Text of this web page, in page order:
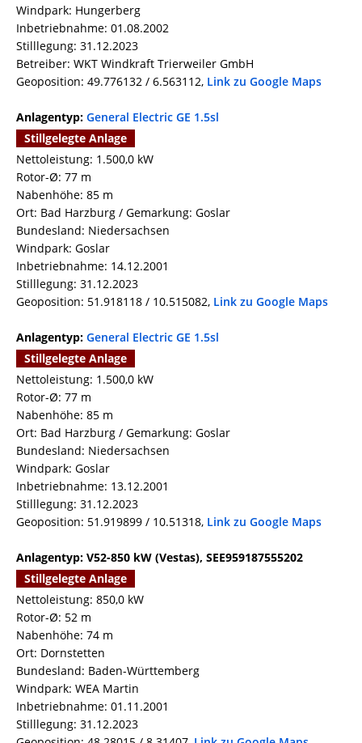
Windpark: Hungerberg
Inbetriebnahme: 01.08.2002
Stilllegung: 31.12.2023
Betreiber: WKT Windkraft Trierweiler GmbH
Geoposition: 49.776132 / 6.563112, Link zu Google Maps
Anlagentyp: General Electric GE 1.5sl
Stillgelegte Anlage
Nettoleistung: 1.500,0 kW
Rotor-Ø: 77 m
Nabenhöhe: 85 m
Ort: Bad Harzburg / Gemarkung: Goslar
Bundesland: Niedersachsen
Windpark: Goslar
Inbetriebnahme: 14.12.2001
Stilllegung: 31.12.2023
Geoposition: 51.918118 / 10.515082, Link zu Google Maps
Anlagentyp: General Electric GE 1.5sl
Stillgelegte Anlage
Nettoleistung: 1.500,0 kW
Rotor-Ø: 77 m
Nabenhöhe: 85 m
Ort: Bad Harzburg / Gemarkung: Goslar
Bundesland: Niedersachsen
Windpark: Goslar
Inbetriebnahme: 13.12.2001
Stilllegung: 31.12.2023
Geoposition: 51.919899 / 10.51318, Link zu Google Maps
Anlagentyp: V52-850 kW (Vestas), SEE959187555202
Stillgelegte Anlage
Nettoleistung: 850,0 kW
Rotor-Ø: 52 m
Nabenhöhe: 74 m
Ort: Dornstetten
Bundesland: Baden-Württemberg
Windpark: WEA Martin
Inbetriebnahme: 01.11.2001
Stilllegung: 31.12.2023